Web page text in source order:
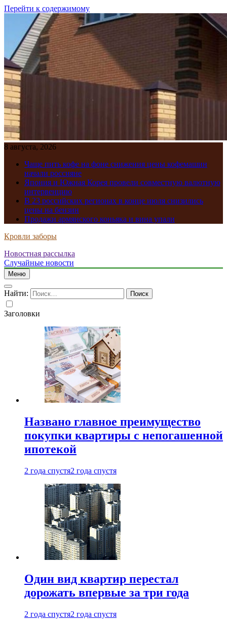
Перейти к содержимому
8 августа, 2026
Чаще пить кофе на фоне снижения цены кофемашин
начали россияне
Япония и Южная Корея провели совместную валютную
интервенцию
В 23 российских регионах в конце июля снизились
цены на бензин
Продажи армянского коньяка и вина упали
Кровли заборы
Новостная рассылка
Случайные новости
Меню
Найти:
Заголовки
Названо главное преимущество
покупки квартиры с непогашенной
ипотекой
2 года спустя2 года спустя
Один вид квартир перестал
дорожать впервые за три года
2 года спустя2 года спустя